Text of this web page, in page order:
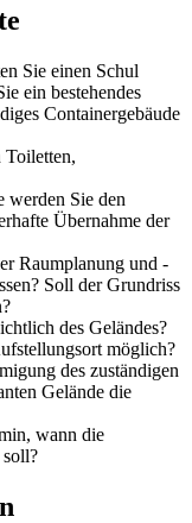
Sie einen Schul
ein bestehendes
Containergebäude
Toiletten,
werden Sie den
Übernahme der
Raumplanung und -
Soll der Grundriss
des Geländes?
möglich?
des zuständigen
Gelände die
wann die